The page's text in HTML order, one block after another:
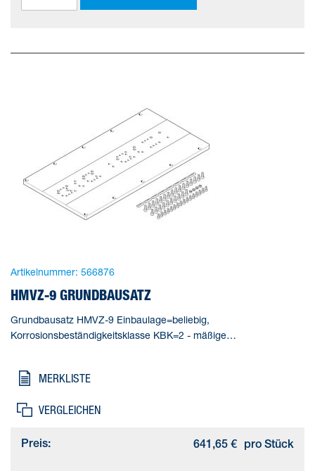
Artikelnummer: 566876
HMVZ-9 GRUNDBAUSATZ
Grundbausatz HMVZ-9 Einbaulage=beliebig,
Korrosionsbeständigkeitsklasse KBK=2 - mäßige
Werkstoff Adapter=(* Aluminium-Knetlegierung, * eloxiert)
MERKLISTE
VERGLEICHEN
Preis: 641,65 € pro Stück